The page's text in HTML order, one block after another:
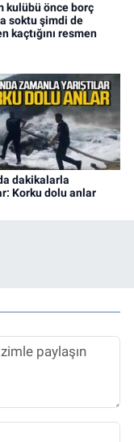
kulübü önce borç
soktu şimdi de
kaçtığını resmen
dakikalarla
Korku dolu anlar